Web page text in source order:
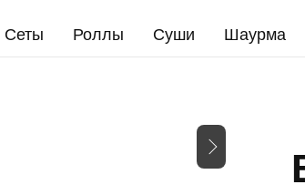
Сеты Роллы Суши Шаурма